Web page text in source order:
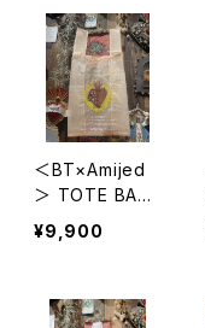
＜BT×Amijed
＞ TOTE BAG
- VINTAGE PIN
K -
¥9,900